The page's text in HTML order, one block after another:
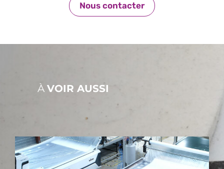
Nous contacter
À VOIR AUSSI